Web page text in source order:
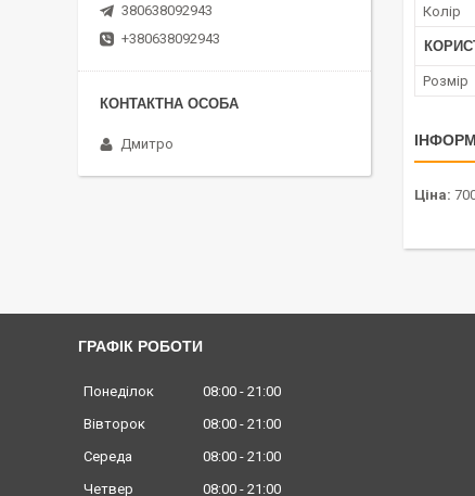
Колір
Розмір
Ціна:
380638092943
+380638092943
Дмитро
ГРАФІК РОБОТИ
Понеділок 08:00
21:00
Вівторок
08:00
21:00
Середа
08:00
21:00
Четвер
08:00 21:00